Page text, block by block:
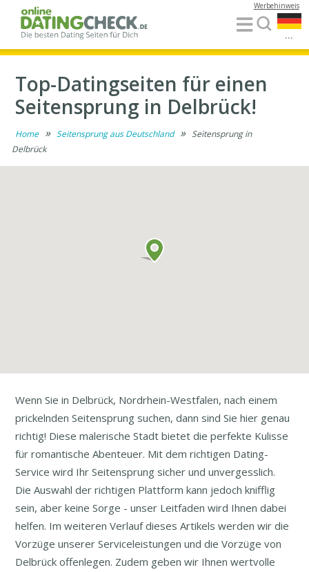
...
Werbehinweis
Top-Datingseiten für einen
Seitensprung in Delbrück!
Home » Seitensprung aus Deutschland » Seitensprung in
Delbrück
Wenn Sie in Delbrück, Nordrhein-Westfalen, nach einem
prickelnden Seitensprung suchen, dann sind Sie hier genau
richtig! Diese malerische Stadt bietet die perfekte Kulisse
für romantische Abenteuer. Mit dem richtigen Dating-
Service wird Ihr Seitensprung sicher und unvergesslich.
Die Auswahl der richtigen Plattform kann jedoch knifflig
sein, aber keine Sorge - unser Leitfaden wird Ihnen dabei
helfen. Im weiteren Verlauf dieses Artikels werden wir die
Vorzüge unserer Serviceleistungen und die Vorzüge von
Delbrück offenlegen. Zudem geben wir Ihnen wertvolle